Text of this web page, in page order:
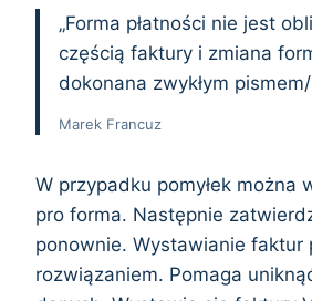
„Forma płatności nie jest
częścią faktury i zmiana
dokonana zwykłym
Marek Francuz
W przypadku pomyłek można
pro forma. Następnie
ponownie. Wystawianie faktur
rozwiązaniem. Pomaga